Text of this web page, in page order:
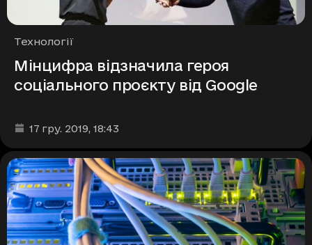
Рубрики
Технології
Мінцифра відзначила героя
соціального проєкту від Google
Дата та час публікації
17 гру. 2019, 18:43